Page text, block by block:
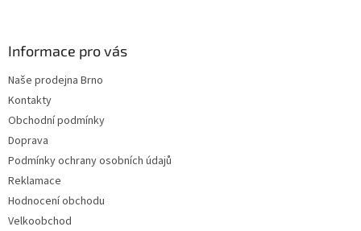
Informace pro vás
Naše prodejna Brno
Kontakty
Obchodní podmínky
Doprava
Podmínky ochrany osobních údajů
Reklamace
Hodnocení obchodu
Velkoobchod